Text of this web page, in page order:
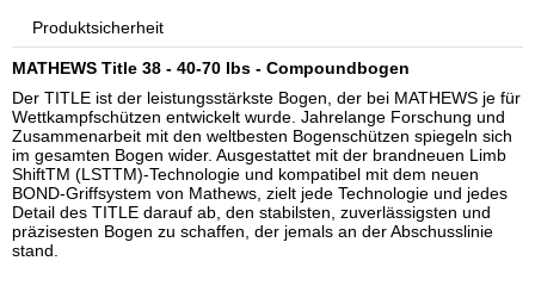
Produktsicherheit
MATHEWS Title 38 - 40-70 lbs - Compoundbogen
Der TITLE ist der leistungsstärkste Bogen, der bei MATHEWS je für
Wettkampfschützen entwickelt wurde. Jahrelange Forschung und
Zusammenarbeit mit den weltbesten Bogenschützen spiegeln sich
im gesamten Bogen wider. Ausgestattet mit der brandneuen Limb
ShiftTM (LSTTM)-Technologie und kompatibel mit dem neuen
BOND-Griffsystem von Mathews, zielt jede Technologie und jedes
Detail des TITLE darauf ab, den stabilsten, zuverlässigsten und
präzisesten Bogen zu schaffen, der jemals an der Abschusslinie
stand.